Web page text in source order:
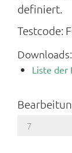
definiert.
Testcode:
Downloads:
Liste der